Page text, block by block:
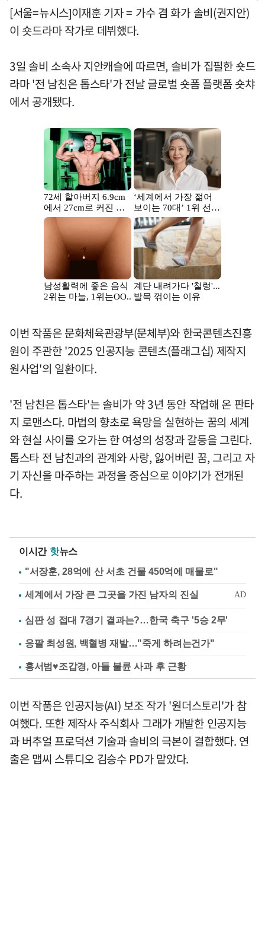
[서울=뉴시스]이재훈 기자 = 가수 겸 화가 솔비(권지안)
이 숏드라마 작가로 데뷔했다.
3일 솔비 소속사 지안캐슬에 따르면, 솔비가 집필한 숏드
라마 '전 남친은 톱스타'가 전날 글로벌 숏폼 플랫폼 숏챠
에서 공개됐다.
이번 작품은 문화체육관광부(문체부)와 한국콘텐츠진흥
원이 주관한 '2025 인공지능 콘텐츠(플래그십) 제작지
원사업'의 일환이다.
'전 남친은 톱스타'는 솔비가 약 3년 동안 작업해 온 판타
지 로맨스다. 마법의 향초로 욕망을 실현하는 꿈의 세계
와 현실 사이를 오가는 한 여성의 성장과 갈등을 그린다.
톱스타 전 남친과의 관계와 사랑, 잃어버린 꿈, 그리고 자
기 자신을 마주하는 과정을 중심으로 이야기가 전개된
다.
이시간 핫뉴스
"서장훈, 28억에 산 서초 건물 450억에 매물로"
심판 성 접대 7경기 결과는?…한국 축구 '5승 2무'
응팔 최성원, 백혈병 재발…"죽게 하려는건가"
홍서범♥조갑경, 아들 불륜 사과 후 근황
이번 작품은 인공지능(AI) 보조 작가 '원더스토리'가 참
여했다. 또한 제작사 주식회사 그래가 개발한 인공지능
과 버추얼 프로덕션 기술과 솔비의 극본이 결합했다. 연
출은 맵씨 스튜디오 김승수 PD가 맡았다.